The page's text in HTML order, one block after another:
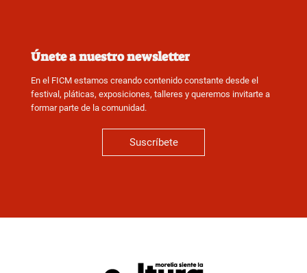
Únete a nuestro newsletter
En el FICM estamos creando contenido constante desde el
festival, pláticas, exposiciones, talleres y queremos invitarte a
formar parte de la comunidad.
Suscríbete